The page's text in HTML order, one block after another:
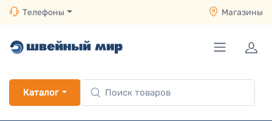
Телефоны Магазины
Каталог